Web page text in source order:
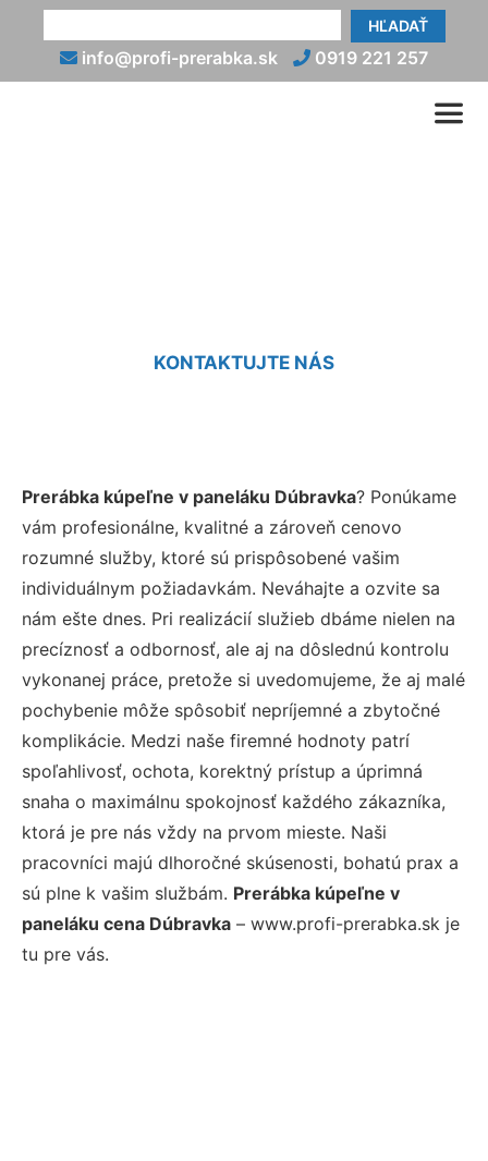
HĽADAŤ
info@profi-prerabka.sk 0919 221 257
KONTAKTUJTE NÁS
Prerábka kúpeľne v paneláku Dúbravka? Ponúkame
vám profesionálne, kvalitné a zároveň cenovo
rozumné služby, ktoré sú prispôsobené vašim
individuálnym požiadavkám. Neváhajte a ozvite sa
nám ešte dnes. Pri realizácií služieb dbáme nielen na
precíznosť a odbornosť, ale aj na dôslednú kontrolu
vykonanej práce, pretože si uvedomujeme, že aj malé
pochybenie môže spôsobiť nepríjemné a zbytočné
komplikácie. Medzi naše firemné hodnoty patrí
spoľahlivosť, ochota, korektný prístup a úprimná
snaha o maximálnu spokojnosť každého zákazníka,
ktorá je pre nás vždy na prvom mieste. Naši
pracovníci majú dlhoročné skúsenosti, bohatú prax a
sú plne k vašim službám. Prerábka kúpeľne v
paneláku cena Dúbravka – www.profi-prerabka.sk je
tu pre vás.